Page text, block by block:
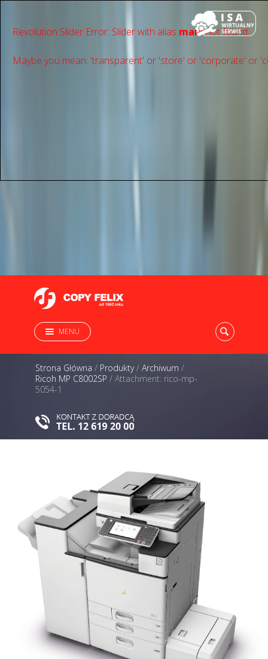
Revolution Slider Error: Slider with alias mainnot found.
Maybe you mean: 'transparent' or 'store' or 'сorporate' or
MENU
Strona Główna / Produkty/ Archiwum /
Ricoh MP C8002SP / Attachment: rico-mp-
5054-1